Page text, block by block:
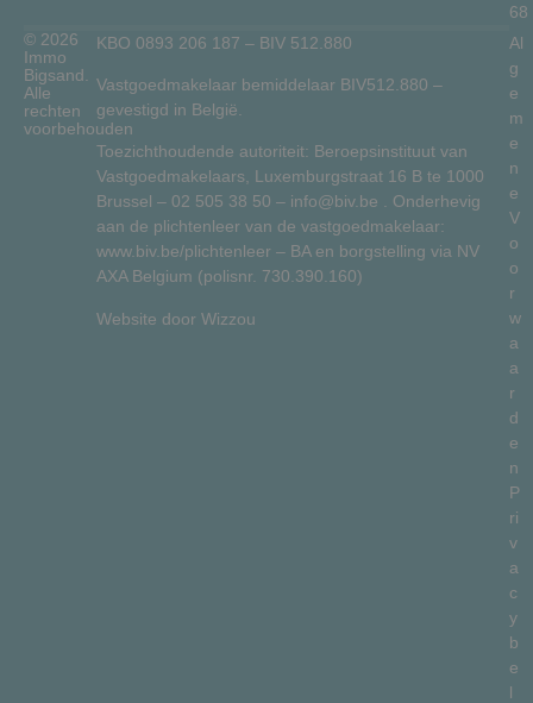
68
© 2026
Immo
Bigsand.
Alle
rechten
voorbehouden
KBO 0893 206 187 – BIV 512.880
Vastgoedmakelaar bemiddelaar BIV512.880 –
gevestigd in België.
Toezichthoudende autoriteit: Beroepsinstituut van
Vastgoedmakelaars, Luxemburgstraat 16 B te 1000
Brussel – 02 505 38 50 – info@biv.be . Onderhevig
aan de plichtenleer van de vastgoedmakelaar:
www.biv.be/plichtenleer – BA en borgstelling via NV
AXA Belgium (polisnr. 730.390.160)
Website door Wizzou
Al
g
e
m
e
n
e
V
o
o
r
w
a
a
r
d
e
n
P
ri
v
a
c
y
b
e
l